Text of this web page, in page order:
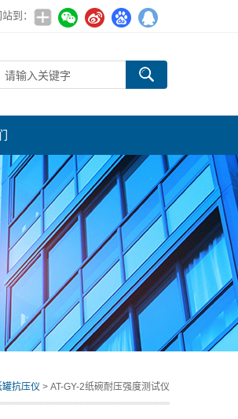
到：
罐抗压仪 > AT-GY-2纸碗耐压强度测试仪